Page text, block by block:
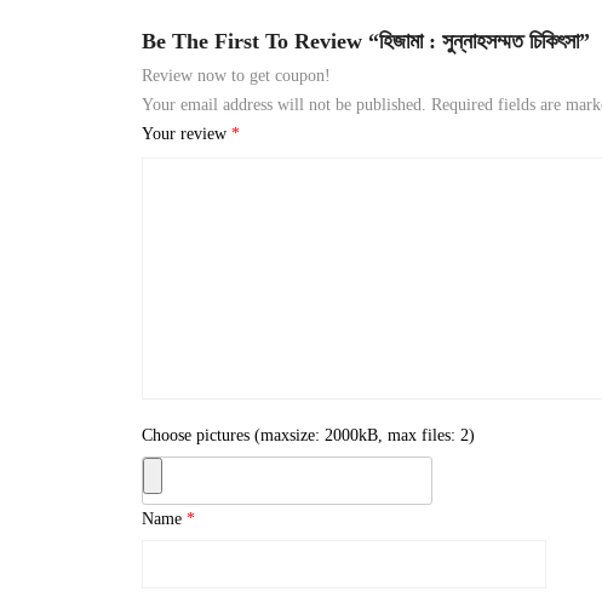
Be The First To Review “হিজামা : সুন্নাহসম্মত চিকিৎসা”
Review now to get coupon!
Your email address will not be published.
Required fields are
Your review*
Choose pictures (maxsize: 2000kB, max files: 2)
Name*